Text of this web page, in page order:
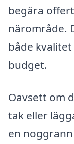
begära
närområde.
både
budget.
Oavsett om
tak eller
en